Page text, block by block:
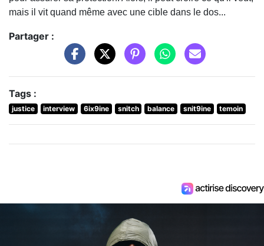
mais il vit quand même avec une cible dans le dos...
Partager :
Tags :
justice interview 6ix9ine snitch balance snit9ine temoin